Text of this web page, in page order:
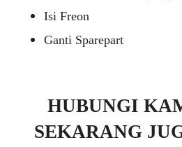
Isi Freon
Ganti Sparepart
HUBUNGI
SEKARANG